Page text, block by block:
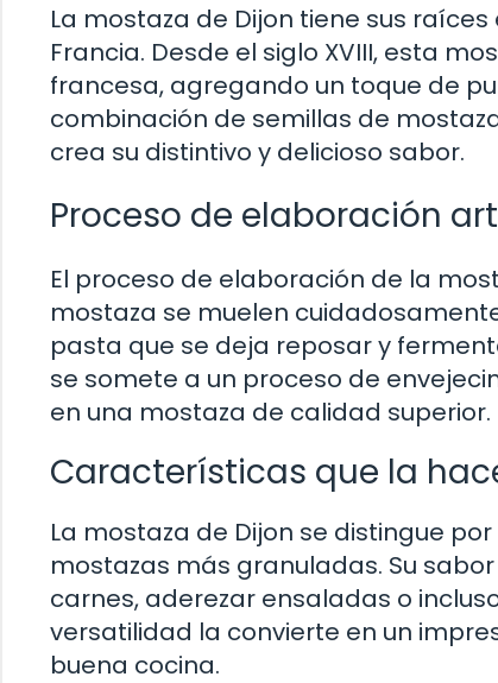
La mostaza de Dijon tiene sus
Francia. Desde el siglo XVIII, esta
francesa, agregando un toque de
combinación de semillas de
crea su distintivo y delicioso sabor.
Proceso de elaboración
El proceso de elaboración de la
mostaza se muelen
pasta que se deja reposar y
se somete a un proceso de
en una mostaza de calidad superior.
Características que la
La mostaza de Dijon se distingue
mostazas más granuladas. Su
carnes, aderezar ensaladas o
versatilidad la convierte en un
buena cocina.